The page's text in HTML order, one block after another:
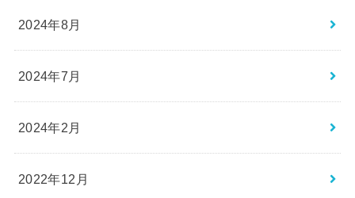
2024年8月
2024年7月
2024年2月
2022年12月